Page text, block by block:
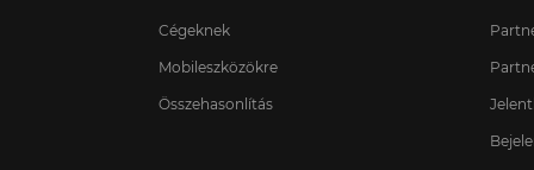
Cégeknek
Mobileszközökre
Összehasonlítás